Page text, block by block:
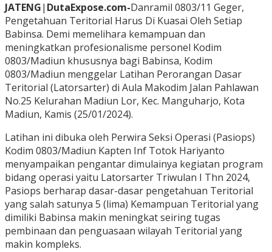
JATENG| DutaExpose.com-Danramil 0803/11 Geger,
Pengetahuan Teritorial Harus Di Kuasai Oleh Setiap
Babinsa. Demi memelihara kemampuan dan
meningkatkan profesionalisme personel Kodim
0803/Madiun khususnya bagi Babinsa, Kodim
0803/Madiun menggelar Latihan Perorangan Dasar
Teritorial (Latorsarter) di Aula Makodim Jalan Pahlawan
No.25 Kelurahan Madiun Lor, Kec. Manguharjo, Kota
Madiun, Kamis (25/01/2024).
Latihan ini dibuka oleh Perwira Seksi Operasi (Pasiops)
Kodim 0803/Madiun Kapten Inf Totok Hariyanto
menyampaikan pengantar dimulainya kegiatan program
bidang operasi yaitu Latorsarter Triwulan I Thn 2024,
Pasiops berharap dasar-dasar pengetahuan Teritorial
yang salah satunya 5 (lima) Kemampuan Teritorial yang
dimiliki Babinsa makin meningkat seiring tugas
pembinaan dan penguasaan wilayah Teritorial yang
makin kompleks.